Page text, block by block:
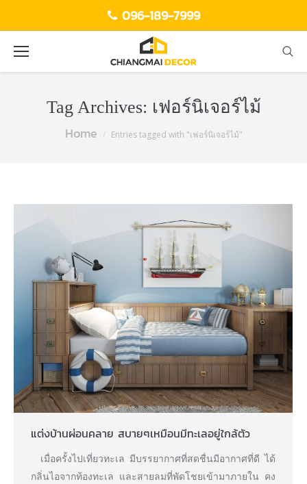
096-189-7999
Tag Archives: เฟอร์นิเจอร์ไม้
You are here:Home Entries tagged with "เฟอร์นิเจอร์ไม้"
แต่งบ้านผ่อนคลาย สบายๆเหมือนมีทะเลอยู่ใกล้ตัว
เมื่อครั้งไปเที่ยวทะเล มีบรรยากาศที่สดชื่นมีอากาศที่ดี ได้
กลิ่นไอจากท้องทะเล และสายลมที่พัดโชยเข้ามาภายใน คง